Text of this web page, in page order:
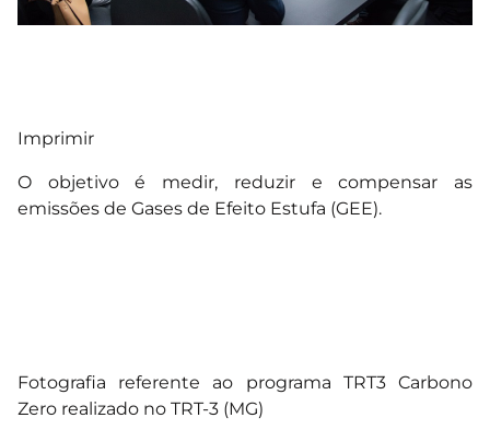
Imprimir
O objetivo é medir, reduzir e compensar as
emissões de Gases de Efeito Estufa (GEE).
Fotografia referente ao programa TRT3 Carbono
Zero realizado no TRT-3 (MG)